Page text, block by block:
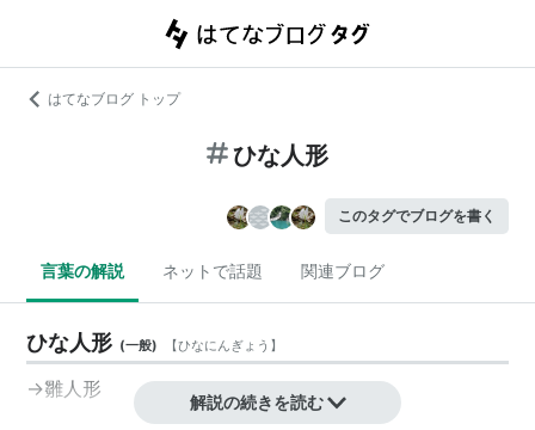
はてなブログ トップ
ひな人形
このタグでブログを書く
言葉の解説 ネットで話題 関連ブログ
ひな人形 (一般) 【ひなにんぎょう 】
→雛人形
解説の続きを読む